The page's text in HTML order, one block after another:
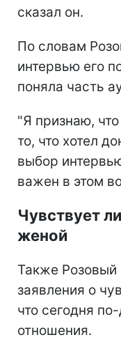
сказал он.
По словам
интервью его
поняла часть
"Я признаю,
то, что хотел
выбор
важен в этом
Чувствует
женой
Также
заявления о
что сегодня
отношения.